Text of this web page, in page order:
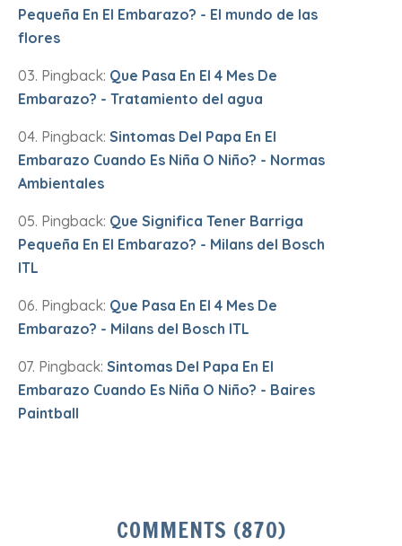
Pequeña En El Embarazo? - El mundo de las
flores
Pingback: Que Pasa En El 4 Mes De
Embarazo? - Tratamiento del agua
Pingback: Sintomas Del Papa En El
Embarazo Cuando Es Niña O Niño? - Normas
Ambientales
Pingback: Que Significa Tener Barriga
Pequeña En El Embarazo? - Milans del Bosch
ITL
Pingback: Que Pasa En El 4 Mes De
Embarazo? - Milans del Bosch ITL
Pingback: Sintomas Del Papa En El
Embarazo Cuando Es Niña O Niño? - Baires
Paintball
COMMENTS (870)